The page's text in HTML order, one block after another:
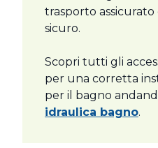
trasporto
sicuro.
Scopri tutti gli
per una corretta
per il bagno
idraulica bagno.